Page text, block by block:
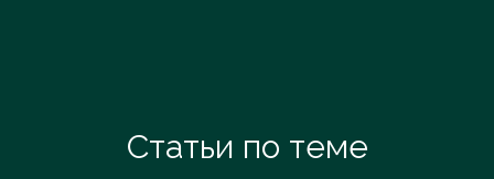
Гравий для аквариумов;
Статьи по теме